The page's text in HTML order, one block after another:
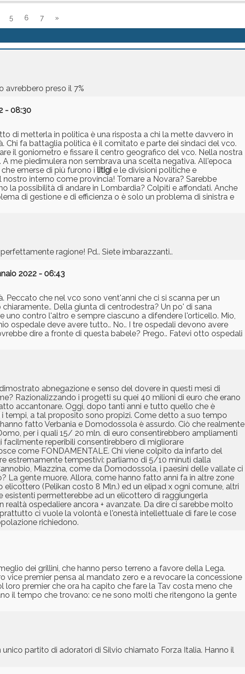
5 6 7 »
avrebbero preso il 7%
- 08:30
di metterla in politica è una risposta a chi la mette davvero in
Chi fa battaglia politica è il comitato e parte dei sindaci del vco.
il goniometro e fissare il centro geografico del vco. Nella nostra
me piedimulera non sembrava una scelta negativa. All'epoca
emerse di più furono i litigi e le divisioni politiche e
interno come provincia! Tornare a Novara? Sarebbe
la possibilità di andare in Lombardia? Colpiti e affondati. Anche
di gestione e di efficienza o è solo un problema di sinistra e
ragione! Pd.. Siete imbarazzanti..
2022 - 06:43
Peccato che nel vco sono vent'anni che ci si scanna per un
Della giunta di centrodestra? Un po' di sana
uno contro l'altro e sempre ciascuno a difendere l'orticello. Mio,
ospedale deve avere tutto.. No.. I tre ospedali devono avere
dire a fronte di questa babele? Prego.. Fatevi otto ospedali
abnegazione e senso del dovere in questi mesi di
Razionalizzando i progetti su quei 40 milioni di euro che erano
accantonare. Oggi, dopo tanti anni e tutto quello che è
a tal proposito sono propizi. Come detto a suo tempo
fatto Verbania e Domodossola è assurdo. Ciò che realmente
per i quali 15/ 20 mln. di euro consentirebbero ampliamenti
reperibili consentirebbero di migliorare
come FONDAMENTALE. Chi viene colpito da infarto del
estremamente tempestivi: parliamo di 5/10 minuti dalla
Miazzina, come da Domodossola, i paesini delle vallate ci
gente muore. Allora, come hanno fatto anni fa in altre zone
(Pelikan costo 8 Mln.) ed un elipad x ogni comune, altri
esistenti permetterebbe ad un elicottero di raggiungerla
ospedaliere ancora + avanzate. Da dire ci sarebbe molto
ci vuole la volontà e l'onestà intellettuale di fare le cose
richiedono.
dei grillini, che hanno perso terreno a favore della Lega.
vice premier pensa al mandato zero e a revocare la concessione
premier che ora ha capito che fare la Tav costa meno che
il tempo che trovano: ce ne sono molti che ritengono la gente
partito di adoratori di Silvio chiamato Forza Italia. Hanno il